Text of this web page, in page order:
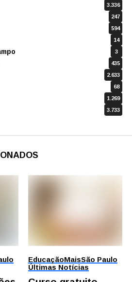
3.336
247
594
14
3
435
2.633
68
1.269
3.733
EducaçãoMaisSão Paulo
Últimas Notícias